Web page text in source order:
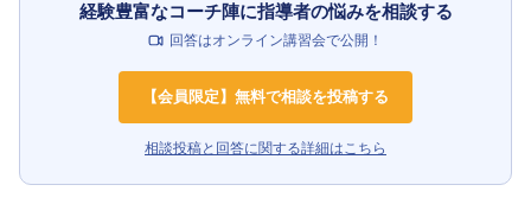
経験豊富なコーチ陣に指導者の悩みを相談する
回答はオンライン講習会で公開！
【会員限定】無料で相談を投稿する
相談投稿と回答に関する詳細はこちら